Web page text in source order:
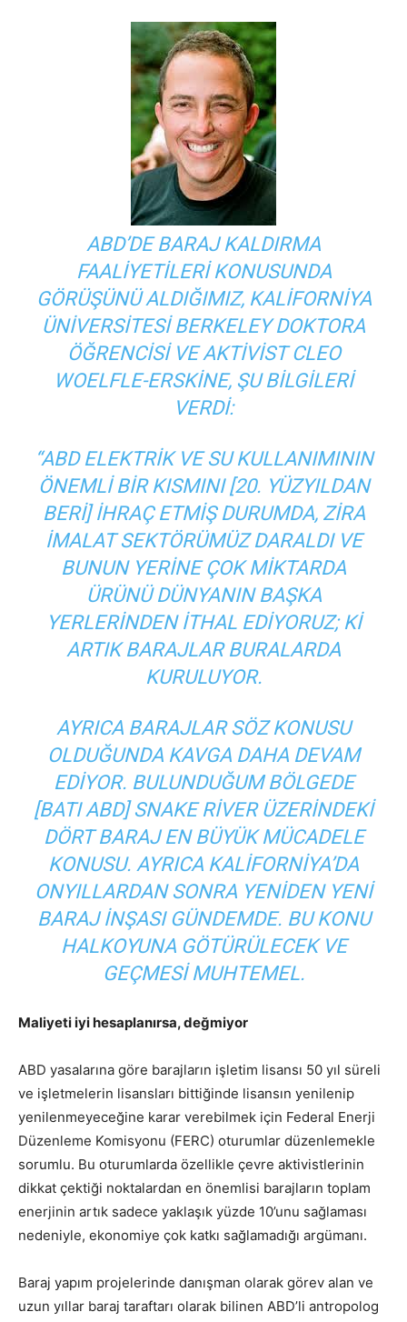
ABD’DE BARAJ KALDIRMA
FAALIYETILERI KONUSUNDA
GÖRÜŞÜNÜ ALDIĞIMIZ, KALIFORNIYA
ÜNIVERSITESI BERKELEY DOKTORA
ÖĞRENCISI VE AKTIVIST CLEO
WOELFLE-ERSKINE, ŞU BILGILERI
VERDI:
“ABD ELEKTRIK VE SU KULLANIMININ
ÖNEMLI BIR KISMINI [20. YÜZYILDAN
BERI] IHRAÇ ETMIŞ DURUMDA, ZIRA
IMALAT SEKTÖRÜMÜZ DARALDI VE
BUNUN YERINE ÇOK MIKTARDA
ÜRÜNÜ DÜNYANIN BAŞKA
YERLERINDEN ITHAL EDIYORUZ; KI
ARTIK BARAJLAR BURALARDA
KURULUYOR.
AYRICA BARAJLAR SÖZ KONUSU
OLDUĞUNDA KAVGA DAHA DEVAM
EDIYOR. BULUNDUĞUM BÖLGEDE
[BATI ABD] SNAKE RIVER ÜZERINDEKI
DÖRT BARAJ EN BÜYÜK MÜCADELE
KONUSU. AYRICA KALIFORNIYA’DA
ONYILLARDAN SONRA YENIDEN YENI
BARAJ INŞASI GÜNDEMDE. BU KONU
HALKOYUNA GÖTÜRÜLECEK VE
GEÇMESI MUHTEMEL.
Maliyeti iyi hesaplanırsa, değmiyor
ABD yasalarına göre barajların işletim lisansı 50 yıl süreli
ve işletmelerin lisansları bittiğinde lisansın yenilenip
yenilenmeyeceğine karar verebilmek için Federal Enerji
Düzenleme Komisyonu (FERC) oturumlar düzenlemekle
sorumlu. Bu oturumlarda özellikle çevre aktivistlerinin
dikkat çektiği noktalardan en önemlisi barajların toplam
enerjinin artık sadece yaklaşık yüzde 10’unu sağlaması
nedeniyle, ekonomiye çok katkı sağlamadığı argümanı.
Baraj yapım projelerinde danışman olarak görev alan ve
uzun yıllar baraj taraftarı olarak bilinen ABD’li antropolog